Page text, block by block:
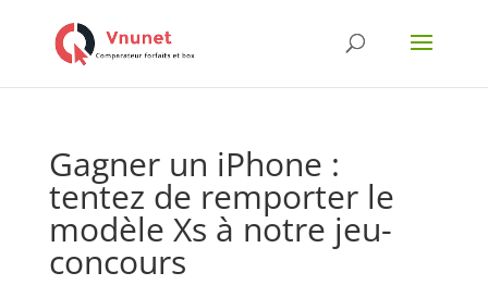
Gagner un iPhone :
tentez de remporter le
modèle Xs à notre jeu-
concours